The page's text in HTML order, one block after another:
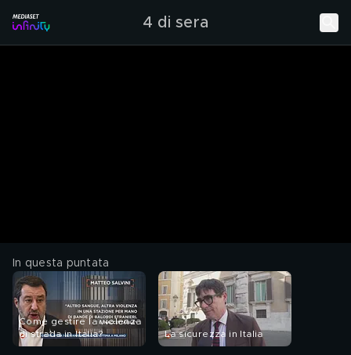
4 di sera
In questa puntata
Come gestire la violenza
di strada in Italia?
La sicurezza in Italia